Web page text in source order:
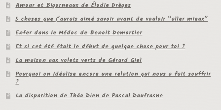
Amour et Bigorneaux de Élodie Drèges
5 choses que j’aurais aimé savoir avant de vouloir “aller mieux”
Enfer dans le Médoc de Benoit Demortier
Et si cet été était le début de quelque chose pour toi ?
La maison aux volets verts de Gérard Giel
Pourquoi on idéalise encore une relation qui nous a fait souffrir
?
La disparition de Thâo Dien de Pascal Daufrasne